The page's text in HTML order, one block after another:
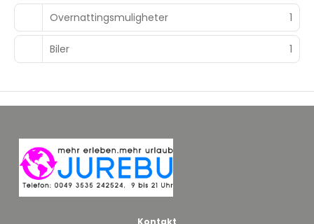
Overnattingsmuligheter 1
Biler 1
Kontakt